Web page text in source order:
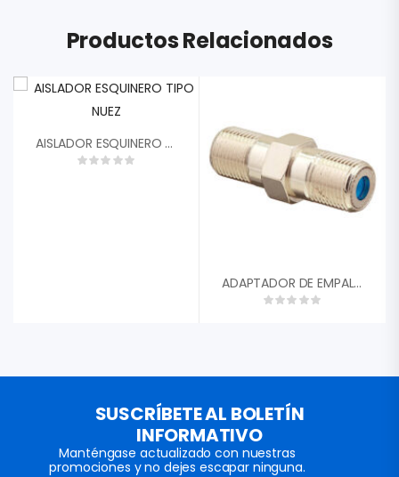
Productos Relacionados
AISLADOR ESQUINERO TIPO NUEZ
ADAPTADOR DE EMPALME HEMBRA COAXIAL CF81GHZC
SUSCRÍBETE AL BOLETÍN
INFORMATIVO
Manténgase actualizado con nuestras
promociones y no dejes escapar ninguna.